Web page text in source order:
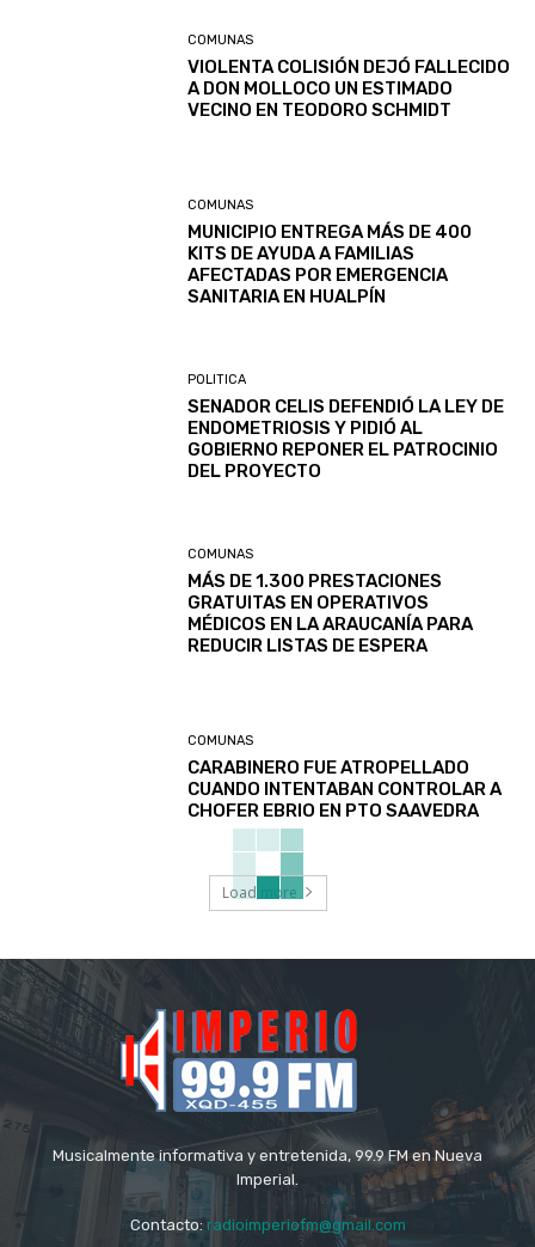
COMUNAS
VIOLENTA COLISIÓN DEJÓ FALLECIDO
A DON MOLLOCO UN ESTIMADO
VECINO EN TEODORO SCHMIDT
COMUNAS
MUNICIPIO ENTREGA MÁS DE 400
KITS DE AYUDA A FAMILIAS
AFECTADAS POR EMERGENCIA
SANITARIA EN HUALPÍN
POLITICA
SENADOR CELIS DEFENDIÓ LA LEY DE
ENDOMETRIOSIS Y PIDIÓ AL
GOBIERNO REPONER EL PATROCINIO
DEL PROYECTO
COMUNAS
MÁS DE 1.300 PRESTACIONES
GRATUITAS EN OPERATIVOS
MÉDICOS EN LA ARAUCANÍA PARA
REDUCIR LISTAS DE ESPERA
COMUNAS
CARABINERO FUE ATROPELLADO
CUANDO INTENTABAN CONTROLAR A
CHOFER EBRIO EN PTO SAAVEDRA
Load more
Musicalmente informativa y entretenida, 99.9 FM en Nueva
Imperial.
Contacto:radioimperiofm@gmail.com